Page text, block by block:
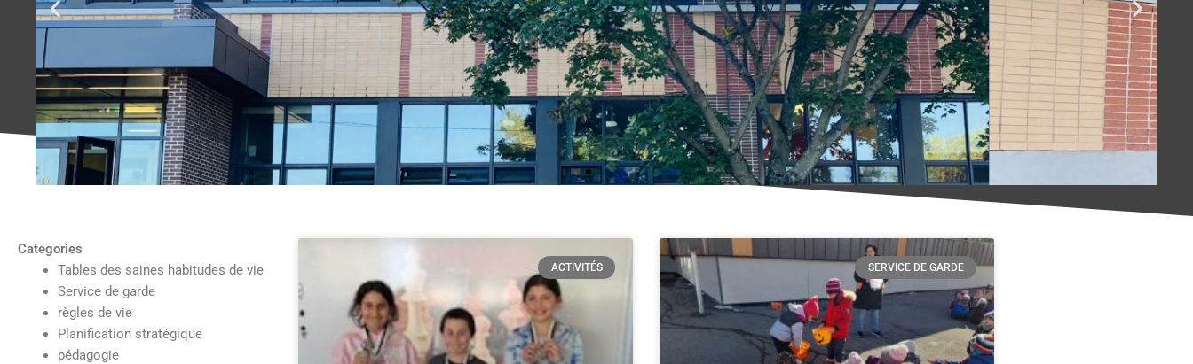
Categories
Tables des saines habitudes de vie
Service de garde
règles de vie
Planification stratégique
pédagogie
ACTIVITÉS SERVICE DE GARDE